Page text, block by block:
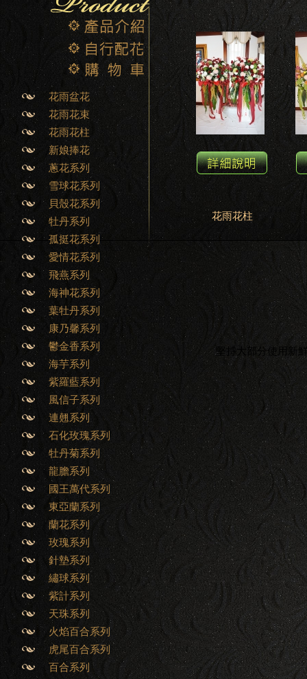
花雨盆花
花雨花束
花雨花柱
新娘捧花
蔥花系列
雪球花系列
貝殼花系列
牡丹系列
孤挺花系列
愛情花系列
飛燕系列
海神花系列
葉牡丹系列
康乃馨系列
鬱金香系列
海芋系列
紫羅藍系列
風信子系列
連翹系列
石化玫瑰系列
牡丹菊系列
龍膽系列
國王萬代系列
東亞蘭系列
蘭花系列
玫瑰系列
針墊系列
繡球系列
紫計系列
天珠系列
火焰百合系列
虎尾百合系列
百合系列
花雨花柱
堅持大部分使用新